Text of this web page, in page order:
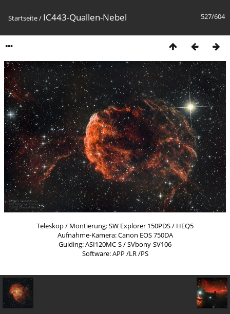
527/604
Startseite/ IC443-Quallen-Nebel
Teleskop / Montierung: SW Explorer 150PDS / HEQ5
Aufnahme-Kamera: Canon EOS 750DA
Guiding: ASI120MC-S / SVbony-SV106
Software: APP /LR /PS